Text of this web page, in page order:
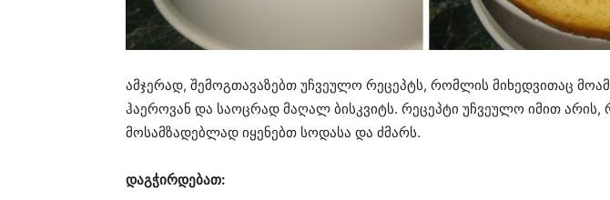
ამჯერად, შემოგთავაზებთ უჩვეულო რეცეპტს, რომლის მიხედვითაც
ჰაეროვან და საოცრად მაღალ ბისკვიტს. რეცეპტი უჩვეულო იმით არის,
მოსამზადებლად იყენებთ სოდასა და ძმარს.
დაგჭირდებათ: